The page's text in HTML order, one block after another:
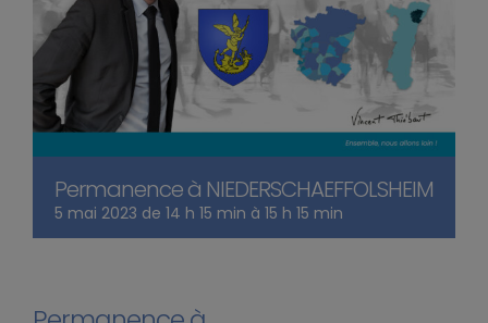
Permanence à NIEDERSCHAEFFOLSHEIM
5 mai 2023 de 14 h 15 min à 15 h 15 min